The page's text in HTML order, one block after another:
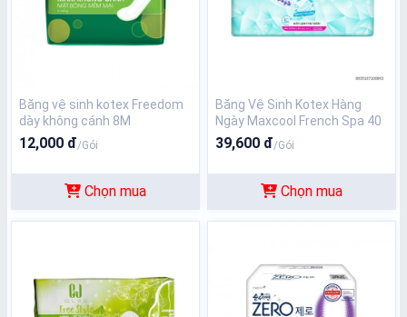
Băng vệ sinh kotex Freedom
dày không cánh 8M
12,000 đ/Gói
Chọn mua
Băng Vệ Sinh Kotex Hàng
Ngày Maxcool French Spa 40
Miếng
39,600 đ/Gói
Chọn mua